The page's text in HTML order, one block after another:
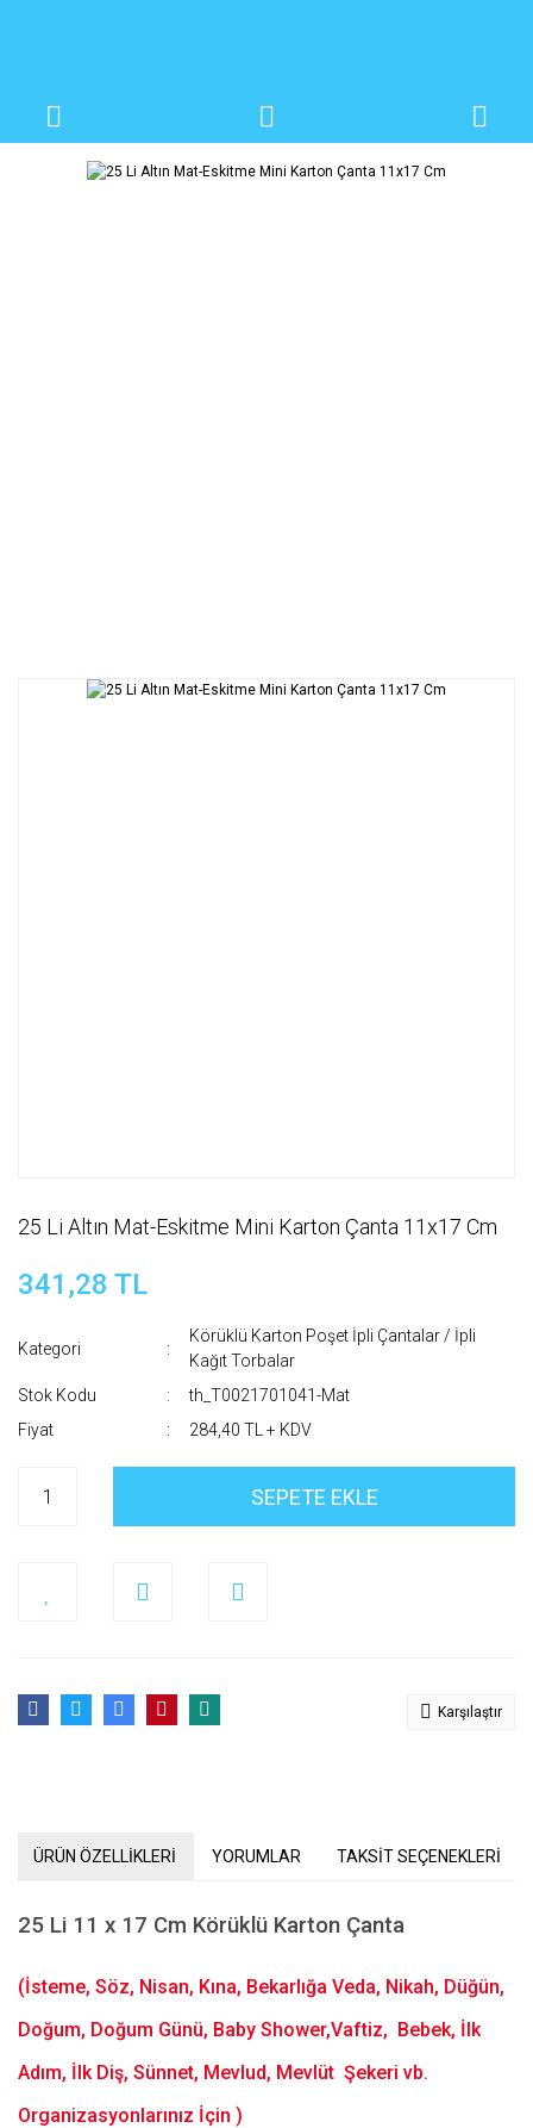
25 Li Altın Mat-Eskitme Mini Karton Çanta 11x17 Cm
341,28 TL
Kategori
Körüklü Karton Poşet İpli Çantalar / İpli
Kağıt Torbalar
Stok Kodu
th_T0021701041-Mat
Fiyat
284,40 TL + KDV
SEPETE EKLE
Karşılaştır
ÜRÜN ÖZELLİKLERİ YORUMLAR TAKSİT SEÇENEKLERİ
25 Li 11 x 17 Cm Körüklü Karton Çanta
(İsteme, Söz, Nisan, Kına, Bekarlığa Veda, Nikah, Düğün,
Doğum, Doğum Günü, Baby Shower,Vaftiz, Bebek, İlk
Adım, İlk Diş, Sünnet, Mevlud, Mevlüt Şekeri vb.
Organizasyonlarınız İçin )